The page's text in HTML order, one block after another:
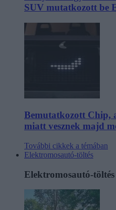
SUV mutatkozott be
Bemutatkozott Chip,
miatt vesznek majd
További cikkek a témában
Elektromosautó-töltés
Elektromosautó-töltés